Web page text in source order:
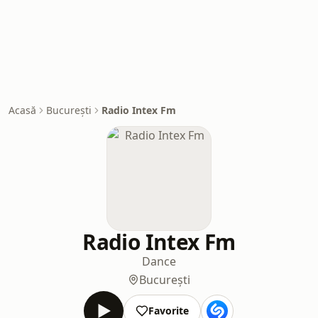
Acasă București Radio Intex Fm
Radio Intex Fm
Dance
București
Favorite